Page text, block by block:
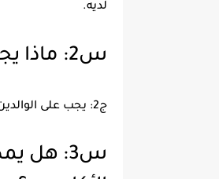
لديه.
س2: ماذا يجب على الوالدين القيام به لدعم صداقات أطفالهم؟
ج2: يجب على الوالدين دعم أطفالهم وتشجيعهم على التفاعل مع أقرانهم وتقدير اختلافاتهم.
س3: هل